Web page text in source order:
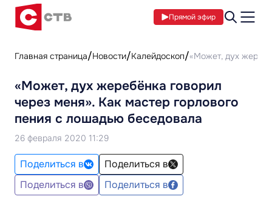
Прямой эфир
Главная страница Новости Калейдоскоп «Может, дух
«Может, дух жеребёнка говорил
через меня». Как мастер горлового
пения с лошадью беседовала
26 февраля 2020 11:29
Поделиться в
Поделиться в
Поделиться в
Поделиться в